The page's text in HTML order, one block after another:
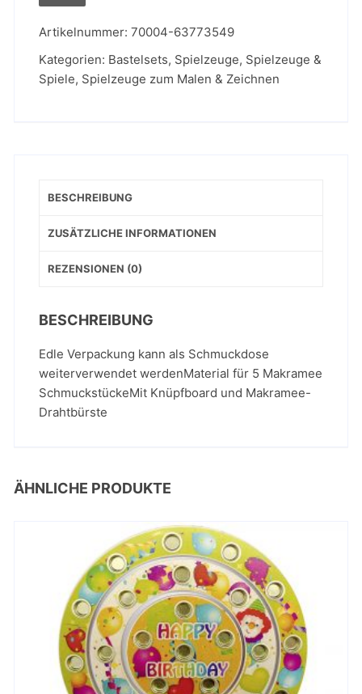
Artikelnummer:70004-63773549
Kategorien: Bastelsets, Spielzeuge, Spielzeuge &
Spiele, Spielzeuge zum Malen & Zeichnen
BESCHREIBUNG
ZUSÄTZLICHE INFORMATIONEN
REZENSIONEN (0)
BESCHREIBUNG
Edle Verpackung kann als Schmuckdose
weiterverwendet werdenMaterial für 5 Makramee
SchmuckstückeMit Knüpfboard und Makramee-
Drahtbürste
ÄHNLICHE PRODUKTE